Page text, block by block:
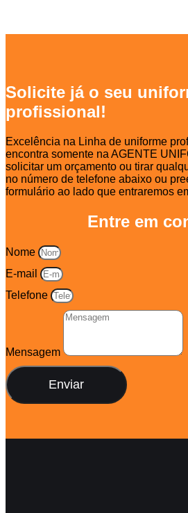
Solicite já o seu
profissional!
Excelência na Linha de uniforme
encontra somente na AGENTE
solicitar um orçamento ou tirar
no número de telefone abaixo ou
formulário ao lado que entraremos
Entre em
Nome
E-mail
Telefone
Mensagem
Enviar